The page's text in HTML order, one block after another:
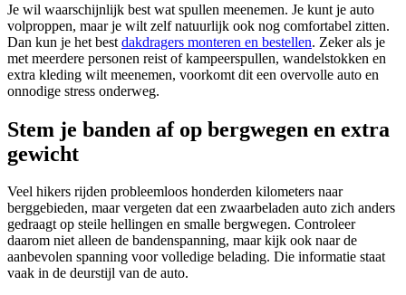
Je wil waarschijnlijk best wat spullen meenemen. Je kunt je auto
volproppen, maar je wilt zelf natuurlijk ook nog comfortabel zitten.
Dan kun je het best dakdragers monteren en bestellen. Zeker als je
met meerdere personen reist of kampeerspullen, wandelstokken en
extra kleding wilt meenemen, voorkomt dit een overvolle auto en
onnodige stress onderweg.
Stem je banden af op bergwegen en extra
gewicht
Veel hikers rijden probleemloos honderden kilometers naar
berggebieden, maar vergeten dat een zwaarbeladen auto zich anders
gedraagt op steile hellingen en smalle bergwegen. Controleer
daarom niet alleen de bandenspanning, maar kijk ook naar de
aanbevolen spanning voor volledige belading. Die informatie staat
vaak in de deurstijl van de auto.